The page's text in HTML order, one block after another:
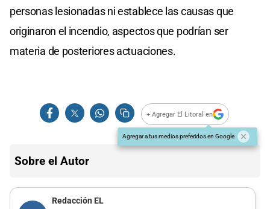
personas lesionadas ni establece las causas que
originaron el incendio, aspectos que podrían ser
materia de posteriores actuaciones.
+ Agregar El Litoral en
Agregar a tus medios preferidos en Google
Sobre el Autor
Redacción EL